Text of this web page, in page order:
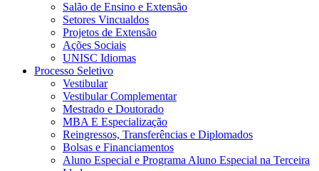
Salão de Ensino e Extensão
Setores Vincualdos
Projetos de Extensão
Ações Sociais
UNISC Idiomas
Processo Seletivo
Vestibular
Vestibular Complementar
Mestrado e Doutorado
MBA E Especialização
Reingressos, Transferências e Diplomados
Bolsas e Financiamentos
Aluno Especial e Programa Aluno Especial na Terceira